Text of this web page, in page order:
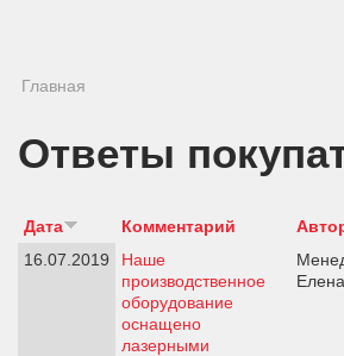
Вы здесь
Главная
Ответы
Дата Комментарий
16.07.2019
Наше
производственное
оборудование
оснащено
лазерными
Елена